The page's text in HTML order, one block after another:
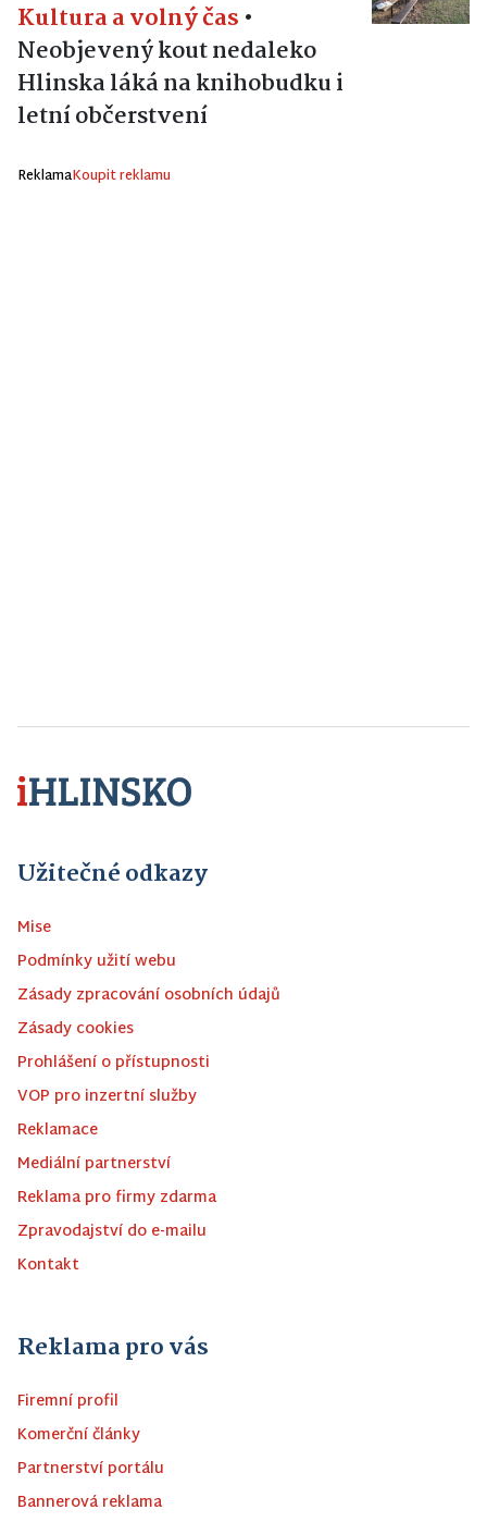
Kultura a volný čas •
Neobjevený kout nedaleko
Hlinska láká na knihobudku i
letní občerstvení
ReklamaKoupit reklamu
Užitečné odkazy
Mise
Podmínky užití webu
Zásady zpracování osobních údajů
Zásady cookies
Prohlášení o přístupnosti
VOP pro inzertní služby
Reklamace
Mediální partnerství
Reklama pro firmy zdarma
Zpravodajství do e-mailu
Kontakt
Reklama pro vás
Firemní profil
Komerční články
Partnerství portálu
Bannerová reklama